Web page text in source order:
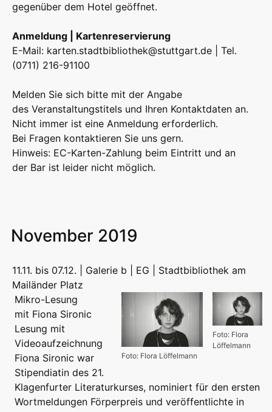
gegenüber dem Hotel geöffnet.
Anmeldung | Kartenreservierung
E-Mail: karten.stadtbibliothek@stuttgart.de | Tel.
(0711) 216-91100
Melden Sie sich bitte mit der Angabe
des Veranstaltungstitels und Ihren Kontaktdaten an.
Nicht immer ist eine Anmeldung erforderlich.
Bei Fragen kontaktieren Sie uns gern.
Hinweis: EC-Karten-Zahlung beim Eintritt und an
der Bar ist leider nicht möglich.
November 2019
11.11. bis 07.12. | Galerie b | EG | Stadtbibliothek am
Mailänder Platz
Foto: Flora
Löffelmann
Foto: Flora Löffelmann
Mikro-Lesung
mit Fiona Sironic
Lesung mit
Videoaufzeichnung
Fiona Sironic war
Stipendiatin des 21.
Klagenfurter Literaturkurses, nominiert für den ersten
Wortmeldungen Förperpreis und veröffentlichte in